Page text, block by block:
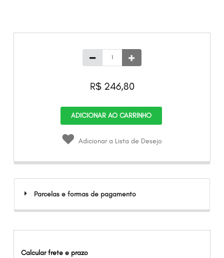
R$ 246,80
ADICIONAR AO CARRINHO
Adicionar a Lista de Desejo
Parcelas e formas de pagamento
Calcular frete e prazo